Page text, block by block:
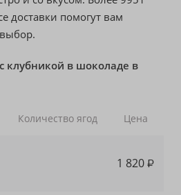
доставки помогут вам
клубникой в шоколаде в
Количество ягод Цена
1 820 ₽